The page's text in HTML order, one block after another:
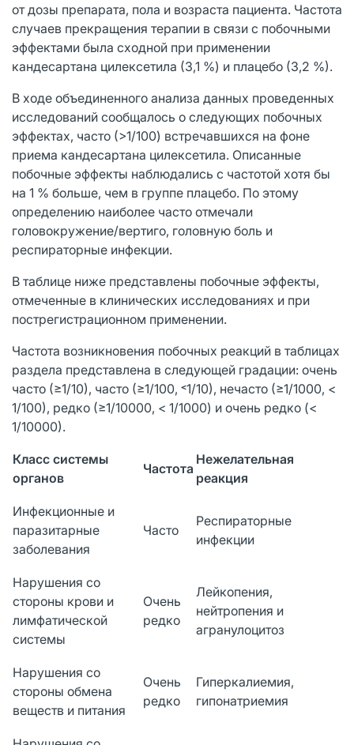
от дозы препарата, пола и возраста пациента. Частота
случаев прекращения терапии в связи с побочными
эффектами была сходной при применении
кандесартана цилексетила (3,1 %) и плацебо (3,2 %).
В ходе объединенного анализа данных проведенных
исследований сообщалось о следующих побочных
эффектах, часто (>1/100) встречавшихся на фоне
приема кандесартана цилексетила. Описанные
побочные эффекты наблюдались с частотой хотя бы
на 1 % больше, чем в группе плацебо. По этому
определению наиболее часто отмечали
головокружение/вертиго, головную боль и
респираторные инфекции.
В таблице ниже представлены побочные эффекты,
отмеченные в клинических исследованиях и при
пострегистрационном применении.
Частота возникновения побочных реакций в таблицах
раздела представлена в следующей градации: очень
часто (≥1/10), часто (≥1/100, ˂1/10), нечасто (≥1/1000, <
1/100), редко (≥1/10000, < 1/1000) и очень редко (<
1/10000).
Класс системы
органов
Частота
Нежелательная
реакция
Инфекционные и
паразитарные
заболевания
Часто
Респираторные
инфекции
Нарушения со
стороны крови и
лимфатической
системы
Очень
редко
Лейкопения,
нейтропения и
агранулоцитоз
Нарушения со
стороны обмена
веществ и питания
Очень
редко
Гиперкалиемия,
гипонатриемия